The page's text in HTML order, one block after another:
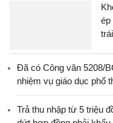
ép
Đã có Công văn 5208/
nhiệm vụ giáo dục phổ
Trả thu nhập từ 5 triệu